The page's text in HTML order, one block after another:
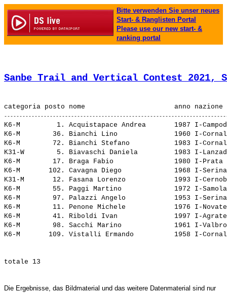
Bitte verwenden Sie unser neues
Start- & Ranglisten Portal
Please use our new start- &
ranking portal
Sanbe Trail and Vertical Contest 2021,
K6-M         1. Acquistapace Andrea
1987 I-
K6-M        36. Bianchi Lino
1960 I-
K6-M        72. Bianchi Stefano
1983 I-
K31-W        5. Biavaschi Daniela
1983 I-
K6-M        17. Braga Fabio
1980 I-Prata
K6-M       102. Cavagna Diego
1968 I-
K31-M       12. Fasana Lorenzo
1993 I-
K6-M        55. Paggi Martino
1972 I-
K6-M        97. Palazzi Angelo
1953 I-
K6-M        11. Penone Michele
1976 I-
K6-M        41. Riboldi Ivan
1997 I-
K6-M        98. Sacchi Marino
1961 I-
K6-M       109. Vistalli Ermando
Die Ergebnisse, das Bildmaterial und das weitere Datenmaterial sind nur